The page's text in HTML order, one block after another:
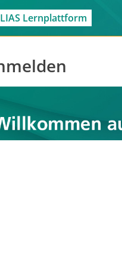
Lernplattform